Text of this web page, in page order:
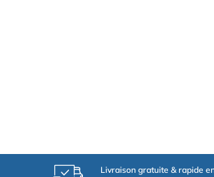
Livraison gratuite & rapide